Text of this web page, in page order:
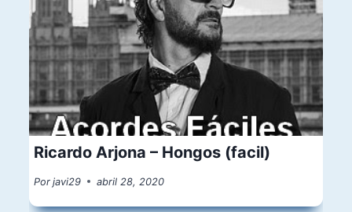
Ricardo Arjona – Hongos (facil)
Por javi29 abril 28, 2020